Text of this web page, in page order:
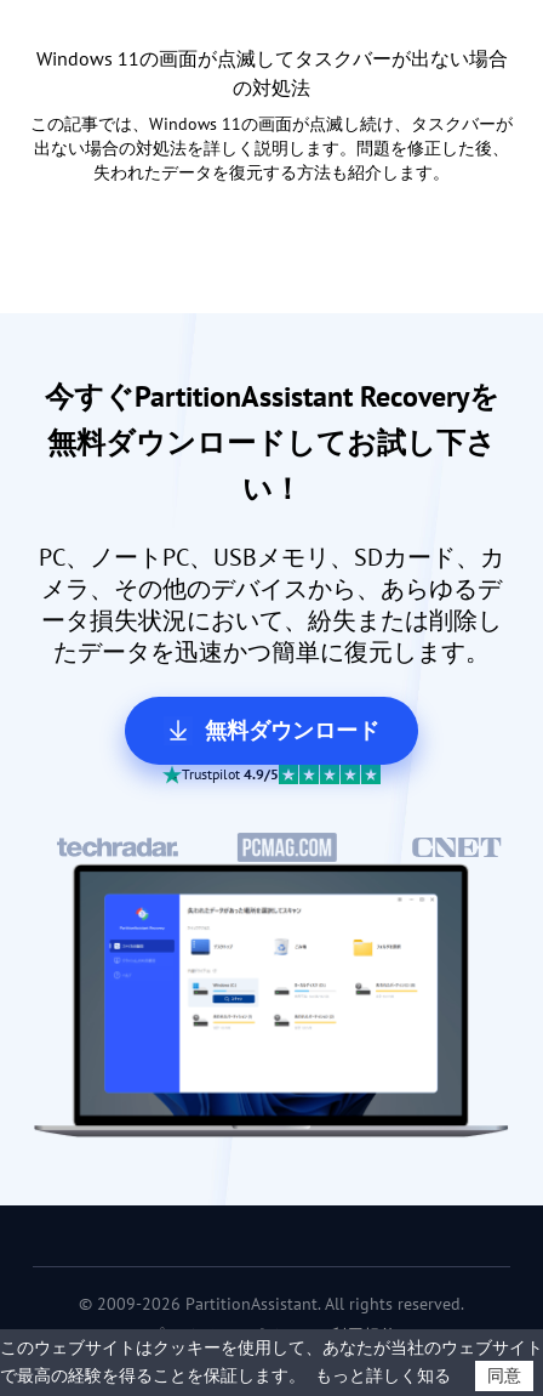
Windows 11の画面が点滅してタスクバーが出ない場合
の対処法
この記事では、Windows 11の画面が点滅し続け、タスクバーが
出ない場合の対処法を詳しく説明します。問題を修正した後、
失われたデータを復元する方法も紹介します。
今すぐPartitionAssistant Recoveryを
無料ダウンロードしてお試し下さ
い！
PC、ノートPC、USBメモリ、SDカード、カ
メラ、その他のデバイスから、あらゆるデ
ータ損失状況において、紛失または削除し
たデータを迅速かつ簡単に復元します。
無料ダウンロード
Trustpilot4.9/5
© 2009-2026 PartitionAssistant. All rights reserved.
プライバシーポリシー|利用規約
このウェブサイトはクッキーを使用して、あなたが当社のウェブサイト
で最高の経験を得ることを保証します。
もっと詳しく知る 同意